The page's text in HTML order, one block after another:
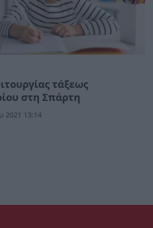
τάξεως
στη Σπάρτη
2021 13:14